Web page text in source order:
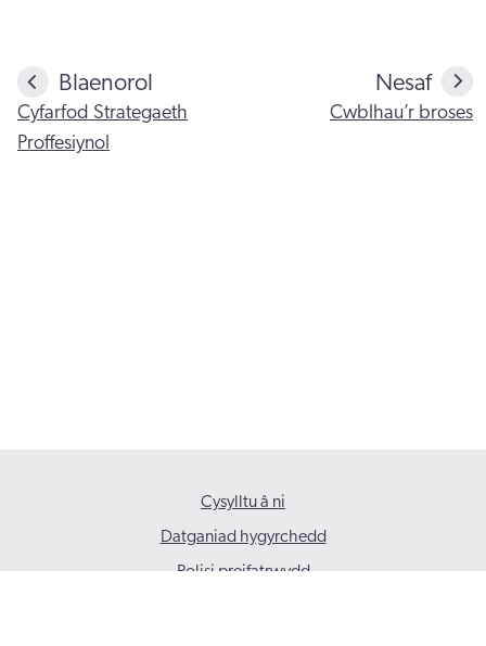
Blaenorol
Cyfarfod Strategaeth
Proffesiynol
Nesaf
Cwblhau’r broses
Cysylltu â ni
Datganiad hygyrchedd
Polisi preifatrwydd